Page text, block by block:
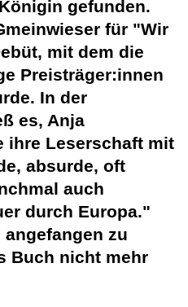
gefunden.
für "Wir
mit dem die
Preisträger:innen
In der
es, Anja
ihre Leserschaft mit
absurde, oft
auch
durch Europa."
zu
Buch nicht mehr